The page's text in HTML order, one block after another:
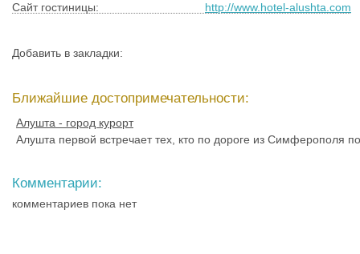
Сайт гостиницы:
http://www.hotel-alushta.com
Добавить в закладки:
Ближайшие достопримечательности:
Алушта - город курорт
Алушта первой встречает тех, кто по дороге из Симферополя
Комментарии:
комментариев пока нет